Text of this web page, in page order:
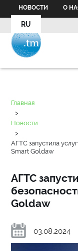
НОВОСТИ О
RU
Главная
>
Новости
>
АГТС запустила
Smart Goldaw
АГТС
Goldaw
03.08.2024